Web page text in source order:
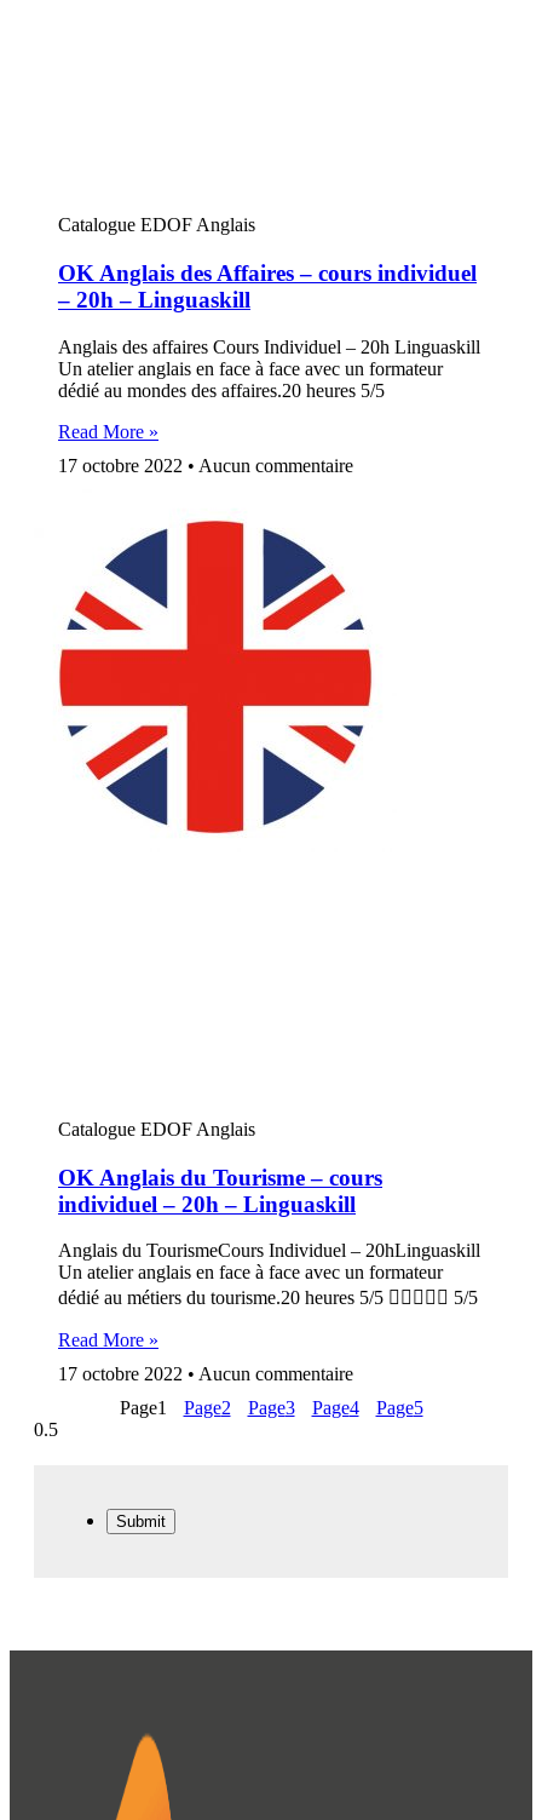
Catalogue EDOF Anglais
OK Anglais des Affaires – cours individuel
– 20h – Linguaskill
Anglais des affaires Cours Individuel – 20h Linguaskill
Un atelier anglais en face à face avec un formateur
dédié au mondes des affaires.20 heures 5/5
Read More »
17 octobre 2022
Aucun commentaire
Catalogue EDOF Anglais
OK Anglais du Tourisme – cours
individuel – 20h – Linguaskill
Anglais du TourismeCours Individuel – 20hLinguaskill
Un atelier anglais en face à face avec un formateur
dédié au métiers du tourisme.20 heures 5/5  5/5
Read More »
17 octobre 2022
Aucun commentaire
Page1 Page2 Page3 Page4 Page5